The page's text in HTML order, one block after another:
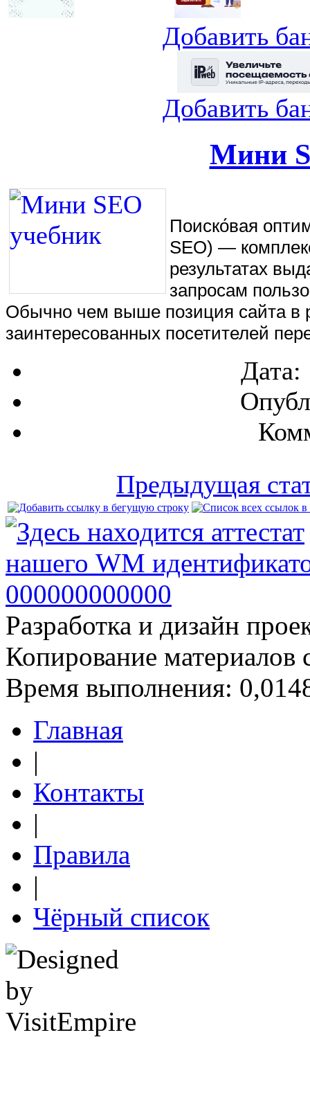
Добавить
Добавить
Мини
Поиско́вая
SEO) —
результатах
запросам
Обычно чем выше позиция сайта в
заинтересованных посетителей
Дата:
Предыдущая
Разработка и дизайн
Копирование материалов
Время выполнения:
Главная
|
Контакты
|
Правила
|
Чёрный список